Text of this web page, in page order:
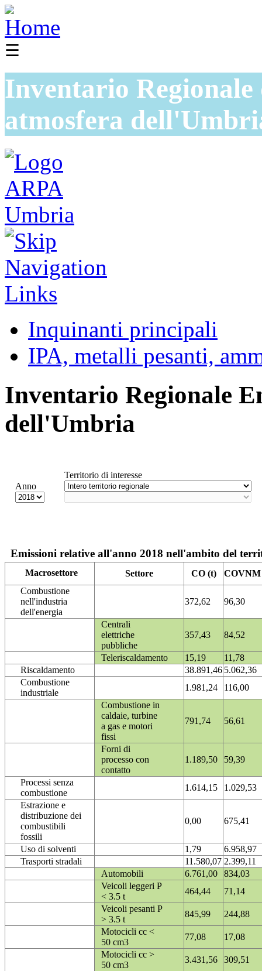
☰
Inventario
atmosfera
Inquinanti principali
IPA, metalli pesanti,
Inventario Regionale
dell'Umbria
Anno
Territorio di interesse
Emissioni relative all'anno 2018 nell'ambito del
Macrosettore Settore CO (t)
COVNM
Combustione
nell'industria
dell'energia
372,62 96,30
Centrali
elettriche
pubbliche
357,43 84,52
Teleriscaldamento 15,19
11,78
Riscaldamento
38.891,46 5.062,36
Combustione
industriale
1.981,24
116,00
Combustione in
caldaie, turbine
a gas e motori
fissi
791,74 56,61
Forni di
processo con
contatto
1.189,50 59,39
Processi senza
combustione
1.614,15
1.029,53
Estrazione e
distribuzione dei
combustibili
fossili
0,00 675,41
Uso di solventi 1,79
6.958,97
Trasporti stradali
11.580,07 2.399,11
Automobili
6.761,00
834,03
Veicoli leggeri P
< 3.5 t
464,44
71,14
Veicoli pesanti P
> 3.5 t
845,99
244,88
Motocicli cc <
50 cm3
77,08
17,08
Motocicli cc >
50 cm3
3.431,56
309,51